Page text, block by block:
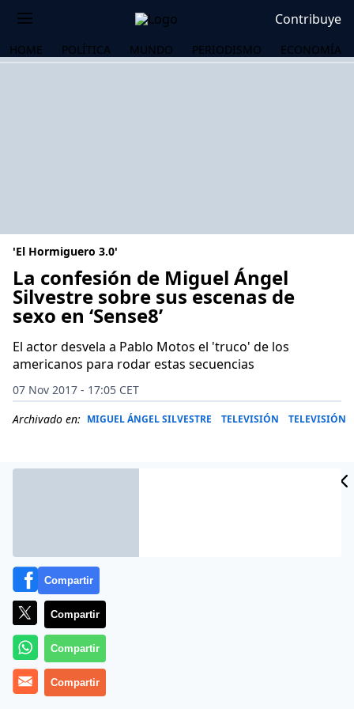
Contribuye
HOME POLÍTICA MUNDO PERIODISMO ECONOMÍA
'El Hormiguero 3.0'
La confesión de Miguel Ángel
Silvestre sobre sus escenas de
sexo en ‘Sense8’
El actor desvela a Pablo Motos el 'truco' de los
americanos para rodar estas secuencias
07 Nov 2017 - 17:05 CET
Archivado en: MIGUEL ÁNGEL SILVESTRE TELEVISIÓN TELEVISIÓN
Silvestre ha tenido que interpretar en esta última
varias escenas de sexo y, durante su entrevista en
Compartir
Compartir
Compartir
Compartir